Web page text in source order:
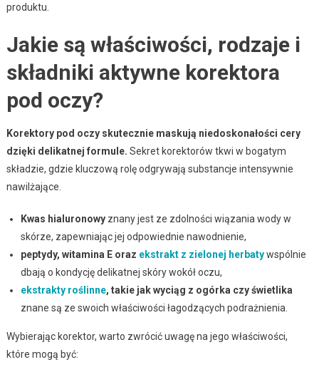
produktu.
Jakie są właściwości, rodzaje i
składniki aktywne korektora
pod oczy?
Korektory pod oczy skutecznie maskują niedoskonałości cery
dzięki delikatnej formule. Sekret korektorów tkwi w bogatym
składzie, gdzie kluczową rolę odgrywają substancje intensywnie
nawilżające.
Kwas hialuronowyznany jest ze zdolności wiązania wody w
skórze, zapewniając jej odpowiednie nawodnienie,
peptydy, witamina E oraz ekstrakt z zielonej herbatywspólnie
dbają o kondycję delikatnej skóry wokół oczu,
ekstrakty roślinne, takie jak wyciąg z ogórka czy świetlika
znane są ze swoich właściwości łagodzących podrażnienia.
Wybierając korektor, warto zwrócić uwagę na jego właściwości,
które mogą być: